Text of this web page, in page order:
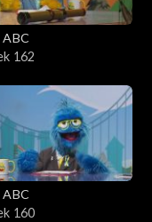
162
160